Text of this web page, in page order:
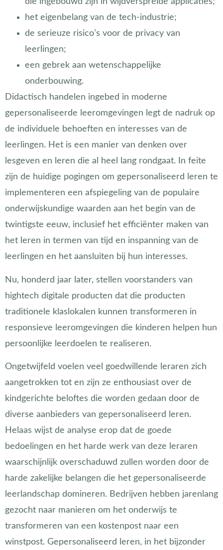
het eigenbelang van de tech-industrie;
de serieuze risico’s voor de privacy van
leerlingen;
een gebrek aan wetenschappelijke
onderbouwing.
Didactisch handelen ingebed in moderne
gepersonaliseerde leeromgevingen legt de nadruk op
de individuele behoeften en interesses van de
leerlingen. Het is een manier van denken over
lesgeven en leren die al heel lang rondgaat. In feite
zijn de huidige pogingen om gepersonaliseerd leren te
implementeren een afspiegeling van de populaire
onderwijskundige waarden aan het begin van de
twintigste eeuw, inclusief het efficiënter maken van
het leren in termen van tijd en inspanning van de
leerlingen en het aansluiten bij hun interesses.
Nu, honderd jaar later, stellen voorstanders van
hightech digitale producten dat die producten
traditionele klaslokalen kunnen transformeren in
responsieve leeromgevingen die kinderen helpen hun
persoonlijke leerdoelen te realiseren.
Ongetwijfeld voelen veel goedwillende leraren zich
aangetrokken tot en zijn ze enthousiast over de
kindgerichte beloftes die worden gedaan door de
diverse aanbieders van gepersonaliseerd leren.
Helaas wijst de analyse erop dat de goede
bedoelingen en het harde werk van deze leraren
waarschijnlijk overschaduwd zullen worden door de
harde zakelijke belangen die het gepersonaliseerde
leerlandschap domineren. Bedrijven hebben jarenlang
gezocht naar manieren om het onderwijs te
transformeren van een kostenpost naar een
winstpost. Gepersonaliseerd leren, in het bijzonder